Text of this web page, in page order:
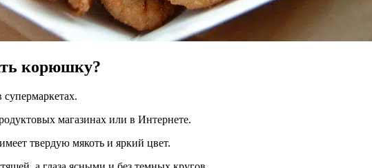
корюшку?
магазинах или в Интернете.
твердую мякоть и яркий цвет.